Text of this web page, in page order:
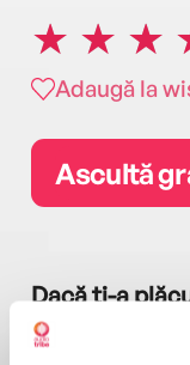
Adaugă la
Ascultă
Dacă ți-a